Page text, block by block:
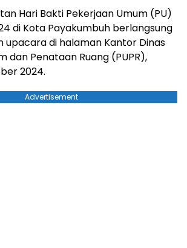
Hari Bakti Pekerjaan Umum (PU)
di Kota Payakumbuh berlangsung
upacara di halaman Kantor Dinas
dan Penataan Ruang (PUPR),
2024.
Advertisement